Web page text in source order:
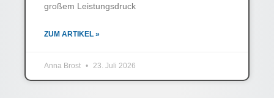
großem Leistungsdruck
ZUM ARTIKEL »
Anna Brost 23. Juli 2026